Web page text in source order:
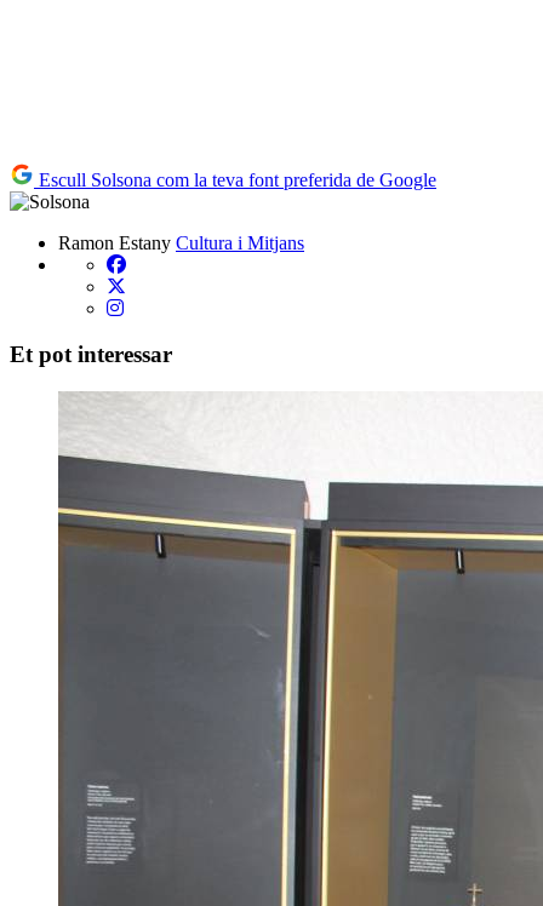
Escull Solsona com la teva font preferida de Google
Ramon Estany Cultura i Mitjans
Et pot interessar